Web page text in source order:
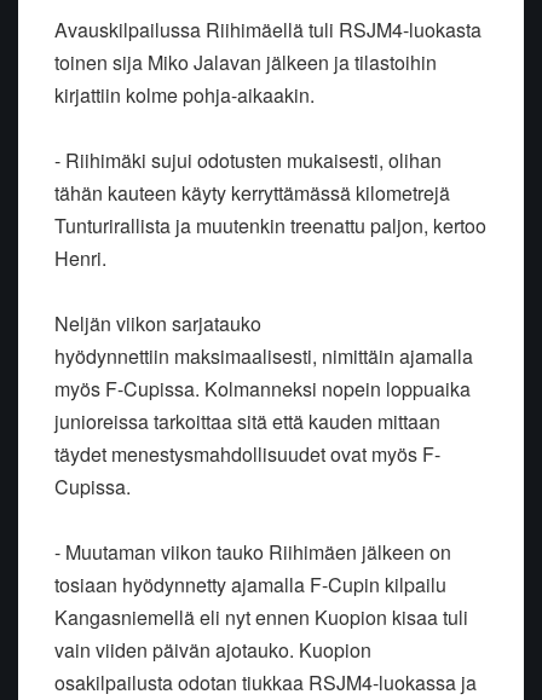
Avauskilpailussa Riihimäellä tuli RSJM4-luokasta
toinen sija Miko Jalavan jälkeen ja tilastoihin
kirjattiin kolme pohja-aikaakin.
- Riihimäki sujui odotusten mukaisesti, olihan
tähän kauteen käyty kerryttämässä kilometrejä
Tunturirallista ja muutenkin treenattu paljon, kertoo
Henri.
Neljän viikon sarjatauko
hyödynnettiin maksimaalisesti, nimittäin ajamalla
myös F-Cupissa. Kolmanneksi nopein loppuaika
junioreissa tarkoittaa sitä että kauden mittaan
täydet menestysmahdollisuudet ovat myös F-
Cupissa.
- Muutaman viikon tauko Riihimäen jälkeen on
tosiaan hyödynnetty ajamalla F-Cupin kilpailu
Kangasniemellä eli nyt ennen Kuopion kisaa tuli
vain viiden päivän ajotauko. Kuopion
osakilpailusta odotan tiukkaa RSJM4-luokassa ja